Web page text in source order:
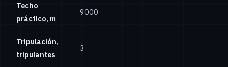
Techo
práctico, m
9000
Tripulación,
tripulantes
3